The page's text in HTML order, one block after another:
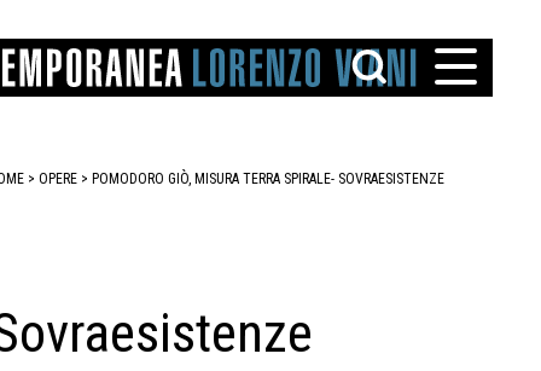
> OPERE > POMODORO GIÒ, MISURA TERRA SPIRALE- SOVRAESISTENZE